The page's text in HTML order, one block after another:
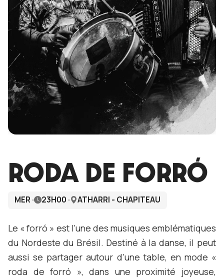
RODA DE FORRÓ
MER · 23H00 · ATHARRI - CHAPITEAU
Le « forró » est l’une des musiques emblématiques
du Nordeste du Brésil. Destiné à la danse, il peut
aussi se partager autour d’une table, en mode «
roda de forró », dans une proximité joyeuse,